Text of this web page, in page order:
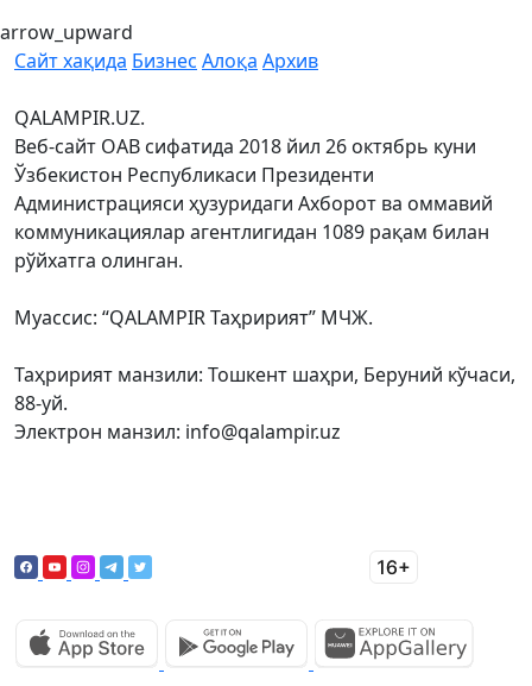
arrow_upward
Сайт хақида Бизнес Алоқа Архив
QALAMPIR.UZ.
Веб-сайт ОАВ сифатида 2018 йил 26 октябрь куни
Ўзбекистон Республикаси Президенти
Администрацияси ҳузуридаги Ахборот ва оммавий
коммуникациялар агентлигидан 1089 рақам билан
рўйхатга олинган.
Муассис: “QALAMPIR Таҳририят” МЧЖ.
Таҳририят манзили: Тошкент шаҳри, Беруний кўчаси,
88-уй.
Электрон манзил: info@qalampir.uz